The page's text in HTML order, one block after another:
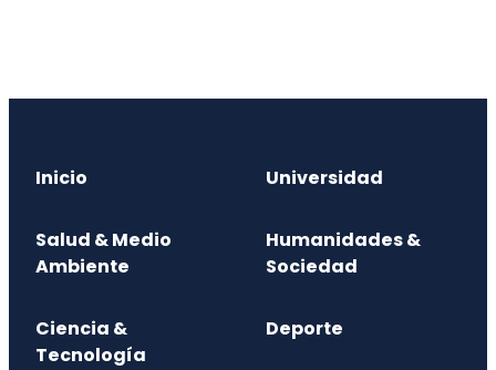
Inicio Universidad
Salud & Medio
Ambiente
Humanidades &
Sociedad
Ciencia &
Tecnología
Deporte